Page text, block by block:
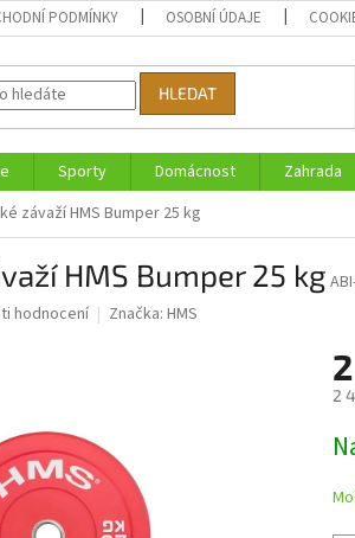
PODMÍNKY OSOBNÍ ÚDAJE
HLEDAT
Sporty Domácnost Zahrada
závaží HMS Bumper 25 kg
HMS Bumper 25 kg
hodnocení Značka: HMS
2